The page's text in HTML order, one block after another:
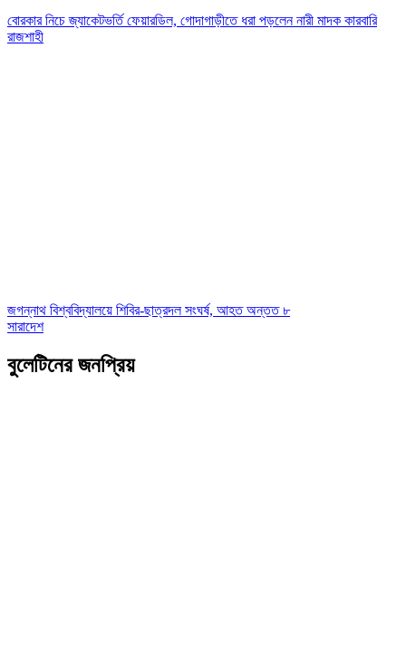
বোরকার নিচে জ্যাকেটভর্তি ফেয়ারডিল, গোদাগাড়ীতে ধরা পড়লেন নারী মাদক কারবারি
রাজশাহী
জগন্নাথ বিশ্ববিদ্যালয়ে শিবির-ছাত্রদল সংঘর্ষ, আহত অন্তত ৮
সারাদেশ
বুলেটিনের জনপ্রিয়